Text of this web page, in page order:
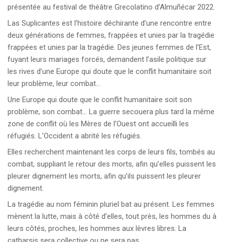
présentée au festival de théâtre Grecolatino d’Almuñécar 2022.
Las Suplicantes est l’histoire déchirante d’une rencontre entre
deux générations de femmes, frappées et unies par la tragédie
frappées et unies par la tragédie. Des jeunes femmes de l’Est,
fuyant leurs mariages forcés, demandent l’asile politique sur
les rives d’une Europe qui doute que le conflit humanitaire soit
leur problème, leur combat…
Une Europe qui doute que le conflit humanitaire soit son
problème, son combat… La guerre secouera plus tard la même
zone de conflit où les Mères de l’Ouest ont accueilli les
réfugiés. L’Occident a abrité les réfugiés.
Elles recherchent maintenant les corps de leurs fils, tombés au
combat, suppliant le retour des morts, afin qu’elles puissent les
pleurer dignement les morts, afin qu’ils puissent les pleurer
dignement.
La tragédie au nom féminin pluriel bat au présent. Les femmes
mènent la lutte, mais à côté d’elles, tout près, les hommes du à
leurs côtés, proches, les hommes aux lèvres libres. La